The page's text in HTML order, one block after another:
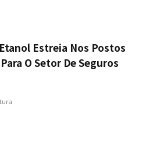
Estreia Nos Postos
O Setor De Seguros